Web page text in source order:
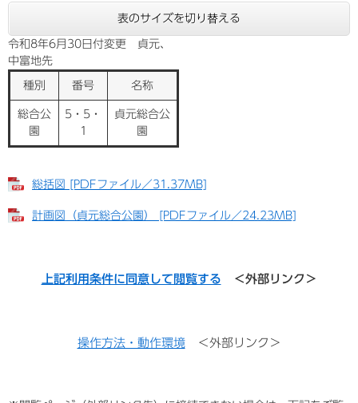
表のサイズを切り替える
令和8年6月30日付変更 貞元、
中富地先
種別 番号 名称
総合公
園
5・5・
1
貞元総合公
園
総括図 [PDFファイル／31.37MB]
計画図（貞元総合公園） [PDFファイル／24.23MB]
上記利用条件に同意して閲覧する ＜外部リンク＞
操作方法・動作環境＜外部リンク＞